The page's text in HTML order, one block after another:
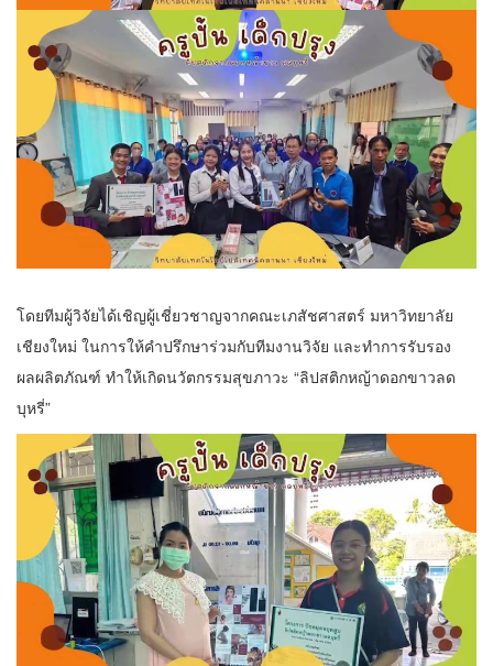
โดยทีมผู้วิจัยได้เชิญผู้เชี่ยวชาญจากคณะเภสัชศาสตร์ มหาวิทยาลัย
เชียงใหม่ ในการให้คำปรึกษาร่วมกับทีมงานวิจัย และทำการรับรอง
ผลผลิตภัณฑ์ ทำให้เกิดนวัตกรรมสุขภาวะ “ลิปสติกหญ้าดอกขาวลด
บุหรี่”